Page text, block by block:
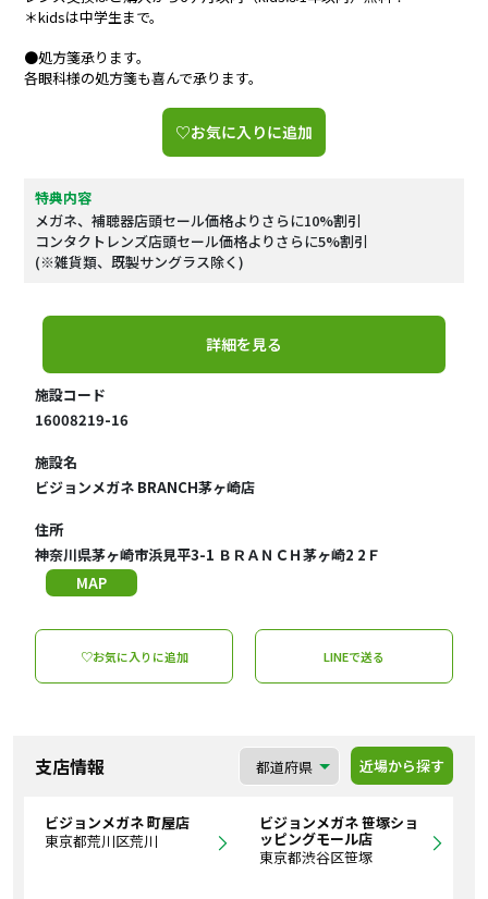
＊kidsは中学生まで。
●処方箋承ります。
各眼科様の処方箋も喜んで承ります。
♡お気に入りに追加
特典内容
メガネ、補聴器店頭セール価格よりさらに10%割引
コンタクトレンズ店頭セール価格よりさらに5%割引
(※雑貨類、既製サングラス除く)
詳細を見る
施設コード
16008219-16
施設名
ビジョンメガネ BRANCH茅ヶ崎店
住所
神奈川県茅ヶ崎市浜見平3-1 ＢＲＡＮＣＨ茅ヶ崎2 2Ｆ
MAP
♡お気に入りに追加 LINEで送る
支店情報 近場から探す
ビジョンメガネ 町屋店
東京都荒川区荒川
ビジョンメガネ 笹塚ショ
ッピングモール店
東京都渋谷区笹塚